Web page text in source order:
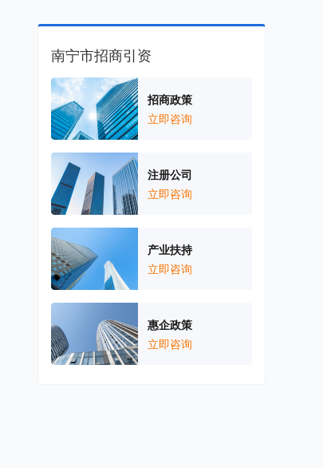
南宁市招商引资
招商政策
立即咨询
注册公司
立即咨询
产业扶持
立即咨询
惠企政策
立即咨询